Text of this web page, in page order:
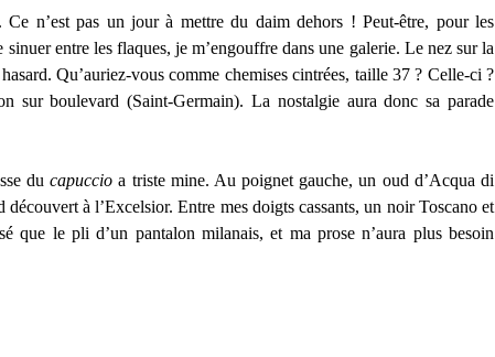
n’est pas un jour à mettre du daim dehors ! Peut-être, pour les
entre les flaques, je m’engouffre dans une galerie. Le nez sur la
Qu’auriez-vous comme chemises cintrées, taille 37 ? Celle-ci ?
sur boulevard (Saint-Germain). La nostalgie aura donc sa parade
ducapuccio a triste mine. Au poignet gauche, un oud d’Acqua di
à l’Excelsior. Entre mes doigts cassants, un noir Toscano et
que le pli d’un pantalon milanais, et ma prose n’aura plus besoin